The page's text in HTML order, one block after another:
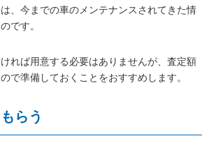
、今までの車のメンテナンスされてきた情
です。
れば用意する必要はありませんが、査定額
で準備しておくことをおすすめします。
らう